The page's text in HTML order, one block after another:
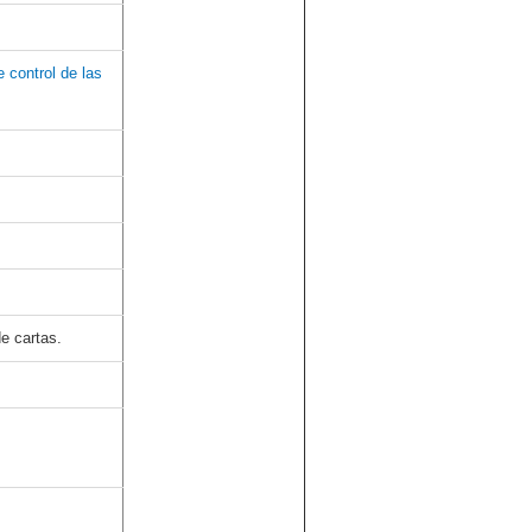
control de las
cartas.